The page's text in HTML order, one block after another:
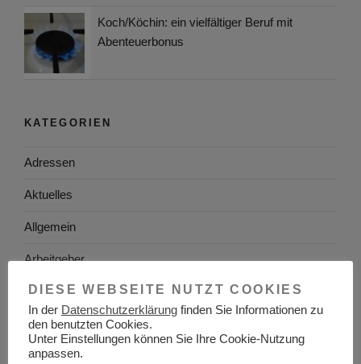
Koch/Köchin: ein vielfältiger Beruf mit
Abenteuerbonus
KATEGORIEN
Adressen
Aktuelles
Allgemein
Arbeitgeber
Arbeitsplatzsuche
Arbeitsrecht
Arbeitswelt
DIESE WEBSEITE NUTZT COOKIES
In der Datenschutzerklärung finden Sie Informationen zu
den benutzten Cookies.
Unter Einstellungen können Sie Ihre Cookie-Nutzung
anpassen.